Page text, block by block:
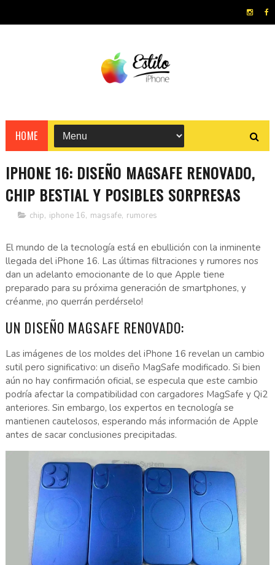
HOME
IPHONE 16: DISEÑO MAGSAFE RENOVADO,
CHIP BESTIAL Y POSIBLES SORPRESAS
chip, iphone 16, magsafe, rumores
El mundo de la tecnología está en ebullición con la inminente
llegada del iPhone 16. Las últimas filtraciones y rumores nos
dan un adelanto emocionante de lo que Apple tiene
preparado para su próxima generación de smartphones, y
créanme, ¡no querrán perdérselo!
UN DISEÑO MAGSAFE RENOVADO:
Las imágenes de los moldes del iPhone 16 revelan un cambio
sutil pero significativo: un diseño MagSafe modificado. Si bien
aún no hay confirmación oficial, se especula que este cambio
podría afectar la compatibilidad con cargadores MagSafe y Qi2
anteriores. Sin embargo, los expertos en tecnología se
mantienen cautelosos, esperando más información de Apple
antes de sacar conclusiones precipitadas.